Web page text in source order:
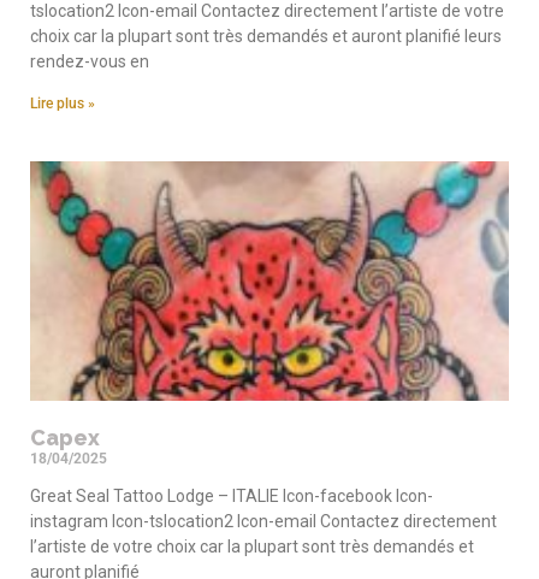
tslocation2 Icon-email Contactez directement l’artiste de votre
choix car la plupart sont très demandés et auront planifié leurs
rendez-vous en
Lire plus »
Capex
18/04/2025
Great Seal Tattoo Lodge – ITALIE Icon-facebook Icon-
instagram Icon-tslocation2 Icon-email Contactez directement
l’artiste de votre choix car la plupart sont très demandés et
auront planifié